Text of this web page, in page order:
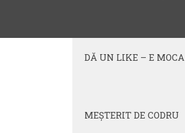
DĂ UN LIKE – E MOCA
MEŞTERIT DE CODRU